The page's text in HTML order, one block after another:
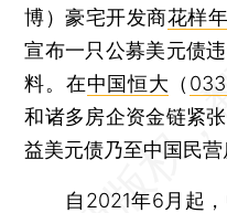
博）豪宅开发商花样年
宣布一只公募美元债
料。在中国恒大 （
和诸多房企资金链紧
益美元债乃至中国民营
自2021年6月起，